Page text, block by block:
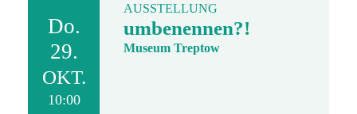
Do.
29.
OKT.
10:00
AUSSTELLUNG
umbenennen?!
Museum Treptow